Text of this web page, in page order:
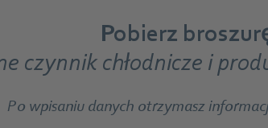
Pobierz
czynnik chłodnicze i
Po wpisaniu danych otrzymasz